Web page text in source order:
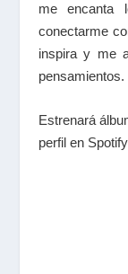
me encanta
conectarme
inspira y me
pensamientos.
Estrenará
perfil en